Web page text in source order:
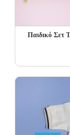
Παιδικό Σετ